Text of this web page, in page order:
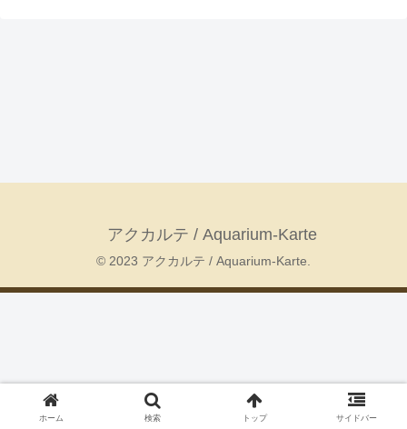
アクカルテ / Aquarium-Karte
© 2023 アクカルテ / Aquarium-Karte.
ホーム 検索 トップ サイドバー